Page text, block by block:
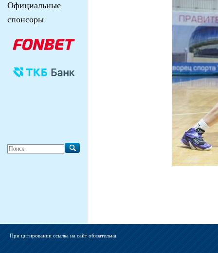
Официальные
спонсоры
При цитировании ссылка на сайт обязательна